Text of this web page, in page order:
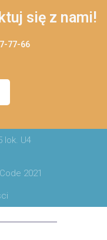
się z nami!
77-66
lok. U4
2021